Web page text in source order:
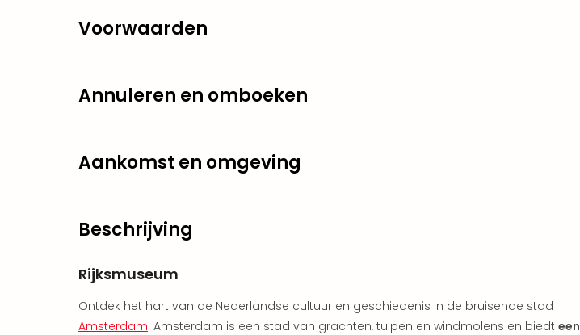
Voorwaarden
Annuleren en omboeken
Aankomst en omgeving
Beschrijving
Rijksmuseum
Ontdek het hart van de Nederlandse cultuur en geschiedenis in de bruisende stad
Amsterdam. Amsterdam is een stad van grachten, tulpen en windmolens en biedt een